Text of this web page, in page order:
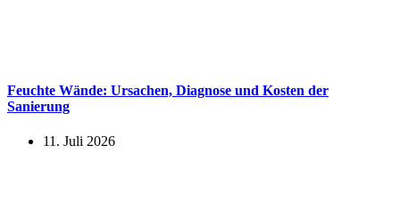
Feuchte Wände: Ursachen, Diagnose und Kosten der
Sanierung
11. Juli 2026